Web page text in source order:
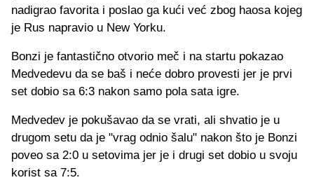
nadigrao favorita i poslao ga kući već zbog haosa kojeg
je Rus napravio u New Yorku.
Bonzi je fantastično otvorio meč i na startu pokazao
Medvedevu da se baš i neće dobro provesti jer je prvi
set dobio sa 6:3 nakon samo pola sata igre.
Medvedev je pokušavao da se vrati, ali shvatio je u
drugom setu da je "vrag odnio šalu" nakon što je Bonzi
poveo sa 2:0 u setovima jer je i drugi set dobio u svoju
korist sa 7:5.